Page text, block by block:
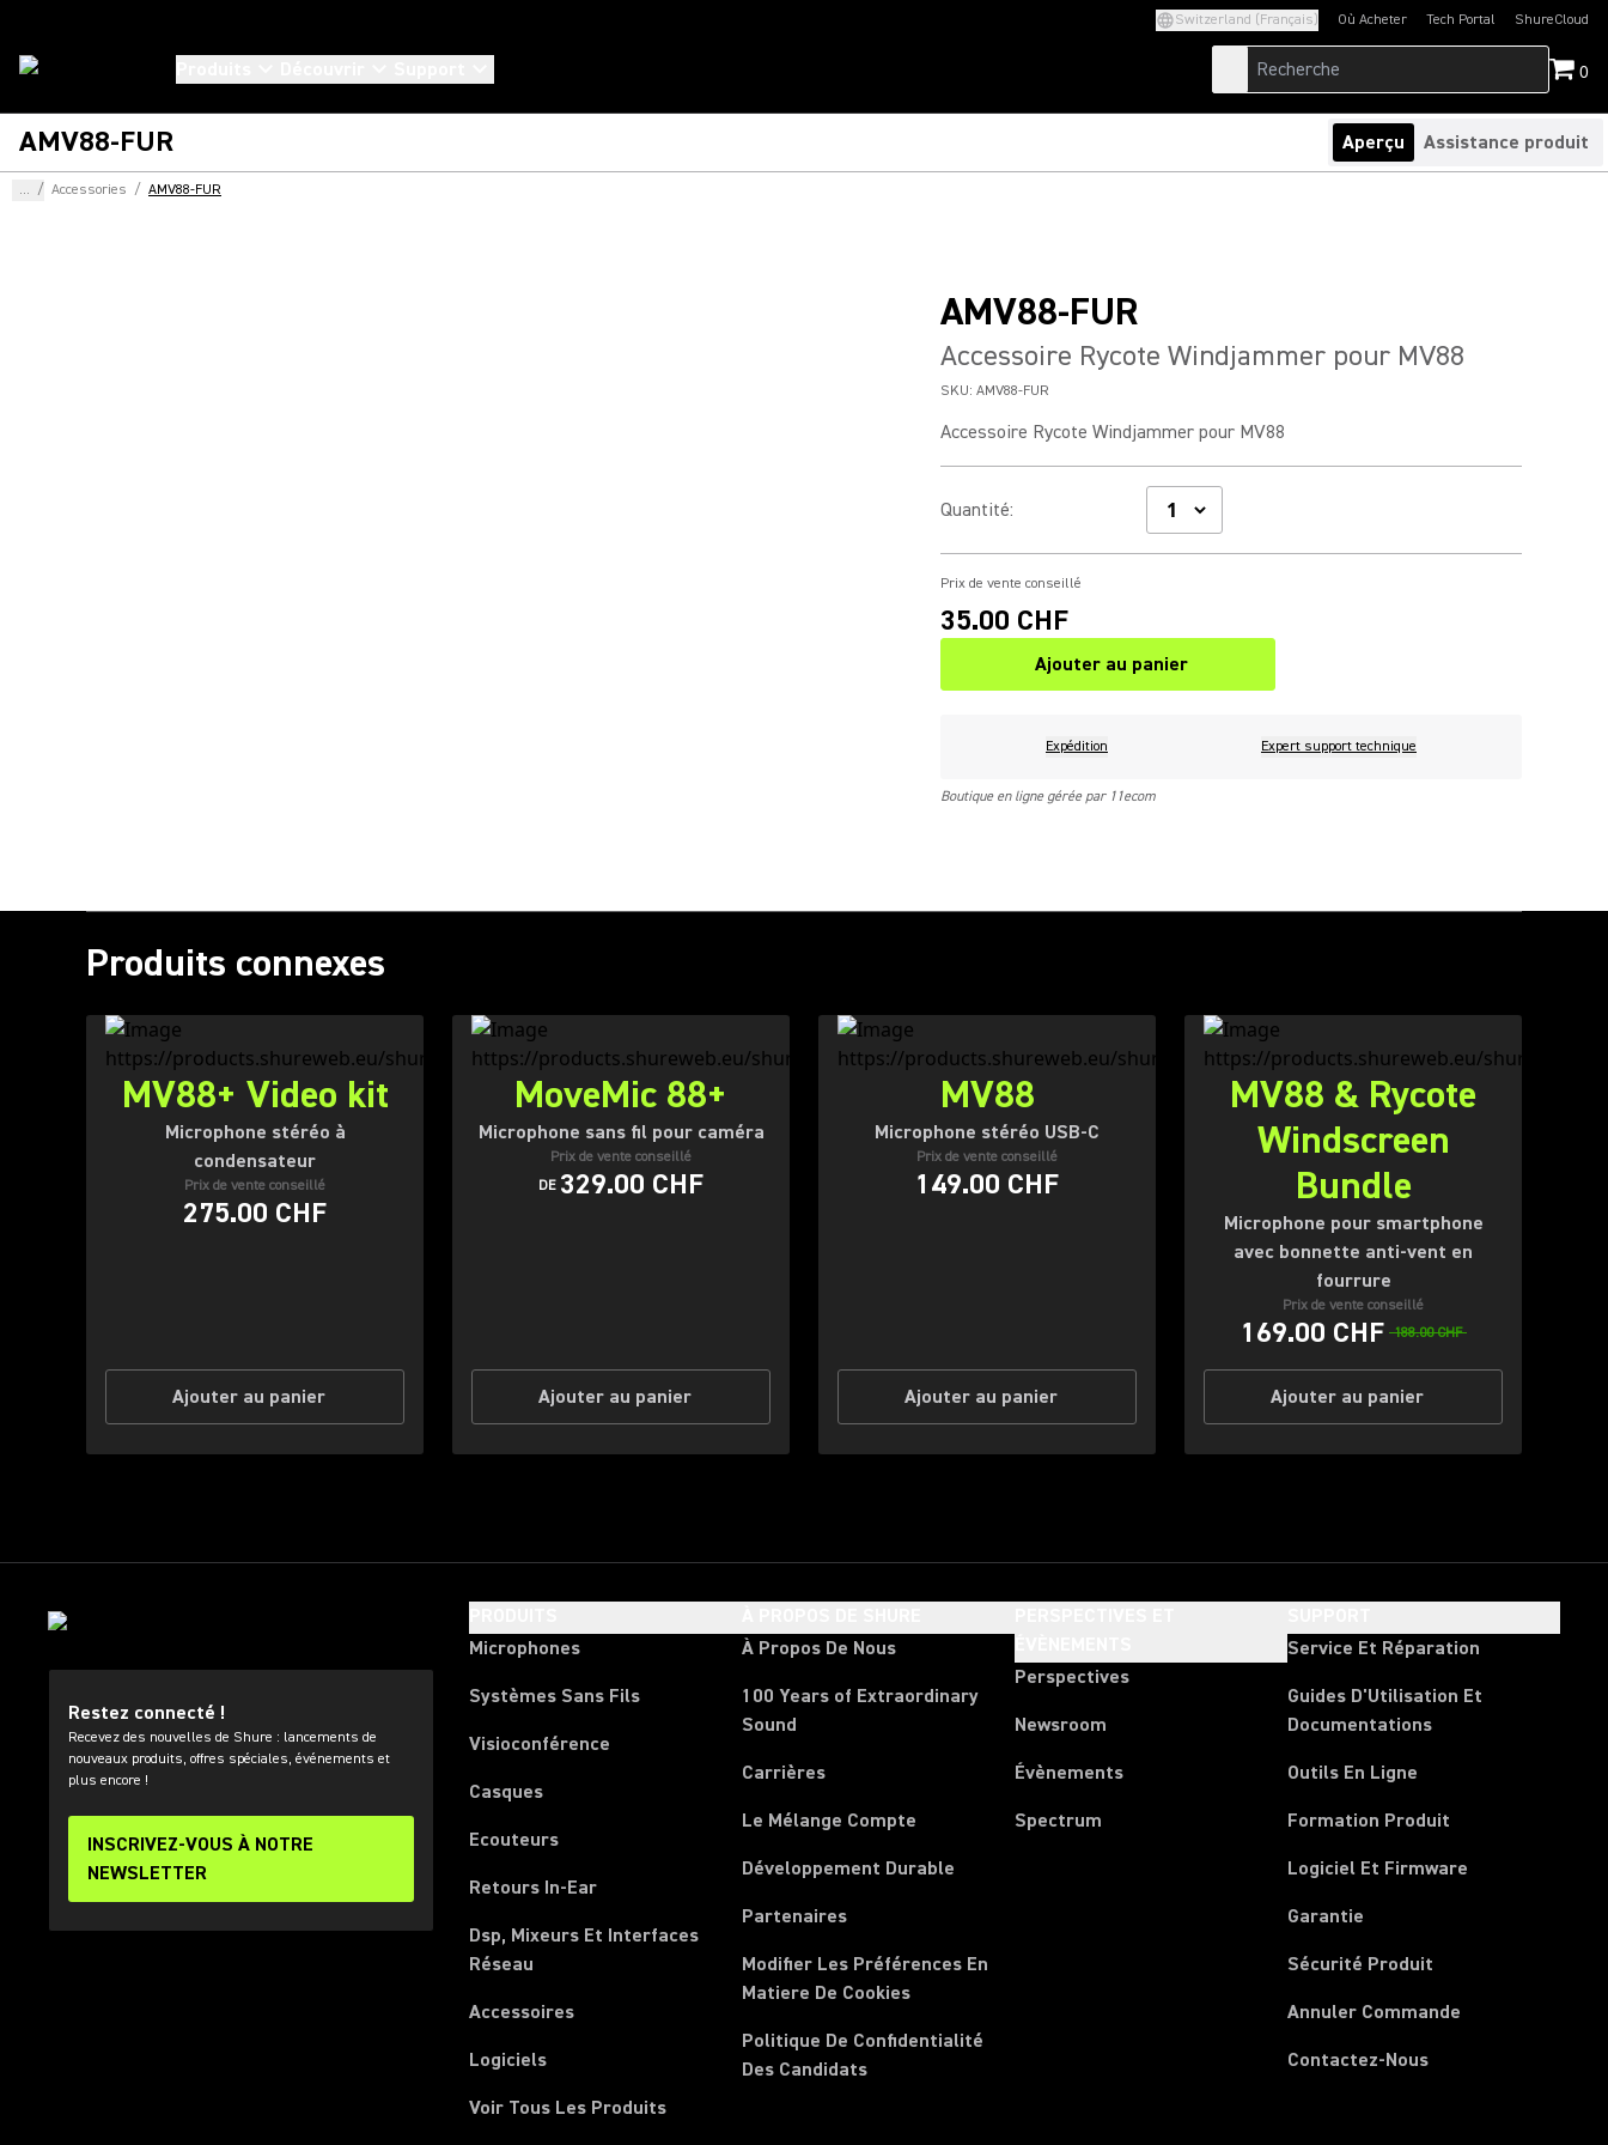
Switzerland (Français) Où Acheter Tech Portal
(Opens in a new tab)ShureCloud
(Opens in a new
0
AMV88-FUR Aperçu Assistance produit
... / Accessories / AMV88-FUR
AMV88-FUR
Accessoire Rycote Windjammer pour MV88
SKU: AMV88-FUR
Accessoire Rycote Windjammer pour MV88
Quantité:
Prix de vente conseillé
35.00 CHF
Ajouter au panier
Expédition Expert support technique
Boutique en ligne gérée par 11ecom
Produits connexes
MV88+ Video kit
Microphone stéréo à
condensateur
Prix de vente conseillé
275.00 CHF
Ajouter au panier
MoveMic 88+
Microphone sans fil pour caméra
Prix de vente conseillé
DE 329.00 CHF
Ajouter au panier
MV88
Microphone stéréo USB-C
Prix de vente conseillé
149.00 CHF
Ajouter au panier
MV88 & Rycote
Windscreen
Bundle
Microphone pour smartphone
avec bonnette anti-vent en
fourrure
Prix de vente conseillé
169.00 CHF 188.00 CHF
Ajouter au panier
Restez connecté !
Recevez des nouvelles de Shure : lancements de
nouveaux produits, offres spéciales, événements et
plus encore !
INSCRIVEZ-VOUS À NOTRE
NEWSLETTER
Microphones
Systèmes Sans Fils
Visioconférence
Casques
Ecouteurs
Retours In-Ear
Dsp, Mixeurs Et Interfaces
Réseau
Accessoires
Logiciels
Voir Tous Les Produits
À Propos De Nous
100 Years of Extraordinary
Sound
Carrières
Le Mélange Compte
Développement Durable
Partenaires
Modifier Les Préférences En
Matiere De Cookies
Politique De Confidentialité
Des Candidats
Perspectives
Newsroom
Évènements
Spectrum
Service Et Réparation
Guides D'Utilisation Et
Documentations
Outils En Ligne
Formation Produit
Logiciel Et Firmware
Garantie
Sécurité Produit
Annuler Commande
Contactez-Nous